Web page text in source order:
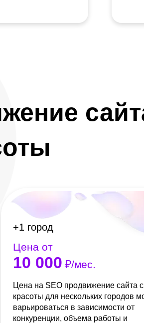
+1 город
Цена от
10 000 ₽/мес.
Цена на SEO продвижение сайта
красоты для нескольких городов
варьироваться в зависимости от
конкуренции, объема работы и